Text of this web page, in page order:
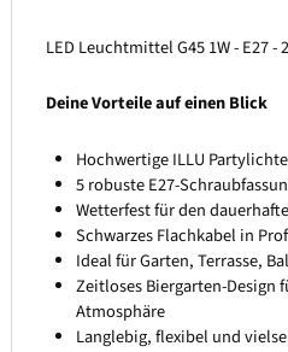
LED Leuchtmittel G45 1W - E27 -
Deine Vorteile auf einen Blick
Hochwertige ILLU
5 robuste E27-
Wetterfest für den
Schwarzes Flachkabel in
Ideal für Garten, Terrasse,
Zeitloses Biergarten-Design
Atmosphäre
Langlebig, flexibel und